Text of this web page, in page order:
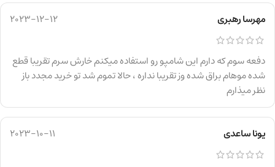
مهرسا رهبری 2023-12-12
دفعه سوم که دارم این شامپو رو استفاده میکنم خارش سرم تقریبا قطع
شده موهام براق شده وز تقریبا نداره ، حالا تموم شد تو خرید مجدد باز
نظر میذارم
یونا ساعدی 2023-10-11